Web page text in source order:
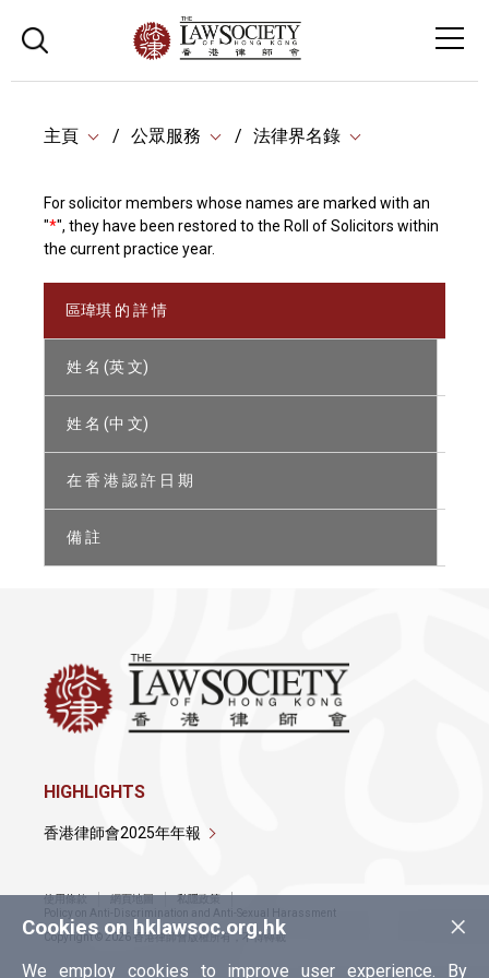
主頁 公眾服務 法律界名錄
For solicitor members whose names are marked with an
"*", they have been restored to the Roll of Solicitors within
the current practice year.
區瑋琪 的 詳 情
姓 名 (英 文)
姓 名 (中 文)
在 香 港 認 許 日 期
備 註
×
Cookies on hklawsoc.org.hk
We employ cookies to improve user experience. By
HIGHLIGHTS
香港律師會2025年年報
使用條款 網頁地圖
私隱政策
Policy on Anti-Discrimination and Anti-Sexual Harassment
Copyright © 2026 香港律師會版權所有，不得轉載